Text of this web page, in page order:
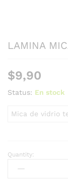
LAMINA
$9,90
Status: En stock
Mica de vidrio
Quantity: